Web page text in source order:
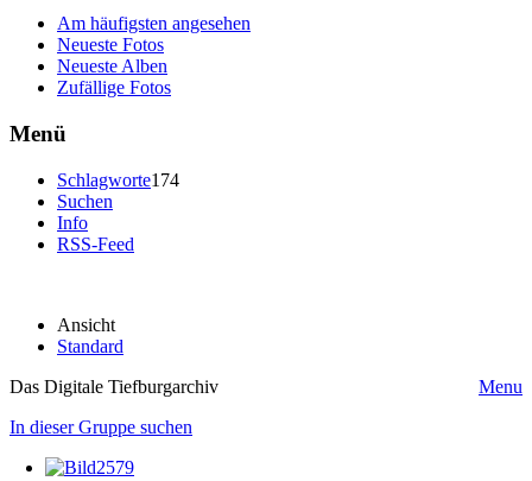
Am häufigsten angesehen
Neueste Fotos
Neueste Alben
Zufällige Fotos
Menü
Schlagworte174
Suchen
Info
RSS-Feed
Ansicht
Standard
Das Digitale Tiefburgarchiv
Menu
In dieser Gruppe suchen